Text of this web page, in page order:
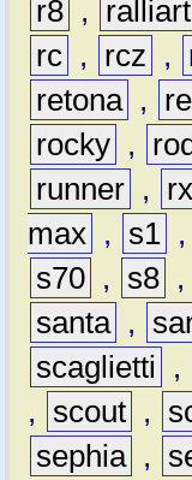
r8 , ralliart
rc , rcz ,
retona ,
rocky ,
runner , rx
max , s1 ,
s70 , s8 ,
santa ,
scaglietti
,
,
scout ,
sephia ,